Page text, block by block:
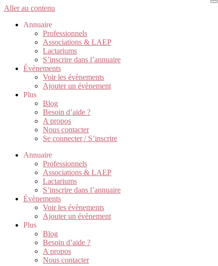
Aller au contenu
Annuaire
Professionnels
Associations & LAEP
Lactariums
S’inscrire dans l’annuaire
Évènements
Voir les évènements
Ajouter un évènement
Plus
Blog
Besoin d’aide ?
A propos
Nous contacter
Se connecter / S’inscrire
Annuaire
Professionnels
Associations & LAEP
Lactariums
S’inscrire dans l’annuaire
Évènements
Voir les évènements
Ajouter un évènement
Plus
Blog
Besoin d’aide ?
A propos
Nous contacter